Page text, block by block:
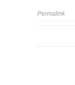
Permalink